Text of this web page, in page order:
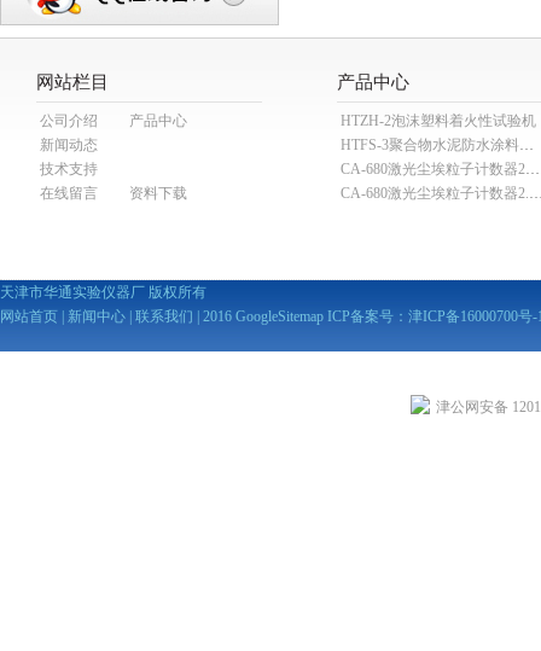
网站栏目
公司介绍
产品中心
新闻动态
技术支持
在线留言
资料下载
产品中心
HTZH-2泡沫塑料着火性试验机
HTFS-3聚合物水泥防水涂料分散机
CA-680激光尘埃粒子计数器28.3L
CA-680激光尘埃粒子
天津市华通实验仪器厂 版权所有
网站首页
新闻中心 联系我们 | 2016 GoogleSitemap ICP备案号： 津ICP备16000700号-
津公网安备